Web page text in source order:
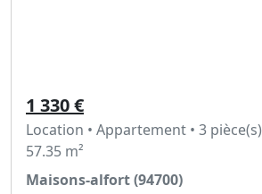
1 330 €
Location • Appartement • 3
57.35 m²
Maisons-alfort (94700)